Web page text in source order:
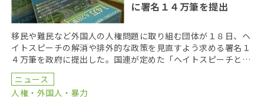
に署名１４万筆を提出
移民や難民など外国人の人権問題に取り組む団体が１８日、ヘ
イトスピーチの解消や排外的な政策を見直すよう求める署名１
４万筆を政府に提出した。国連が定めた「ヘイトスピーチと闘
う国際デー」に合わせて法務省に提出した。 「ヘイトに […]
ニュース
人権・外国人・暴力